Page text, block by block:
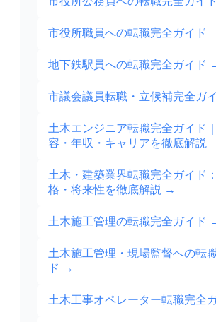
市役所職員への転職完全ガイド
地下鉄駅員への転職完全ガイド
市議会議員転職・立候補完全ガ
土木エンジニア転職完全ガイド
容・年収・キャリアを徹底解説
土木・建築業界転職完全ガイド
格・将来性を徹底解説 →
土木施工管理の転職完全ガイド
土木施工管理・現場監督への転
ド →
土木工事オペレーター転職完全